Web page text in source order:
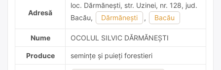
Adresă
loc. Dărmăneşti, str. Uzinei, nr. 128, jud.
Bacău,
Dărmăneşti , Bacău
Nume OCOLUL SILVIC DĂRMĂNEŞTI
Produce semințe și puieți forestieri